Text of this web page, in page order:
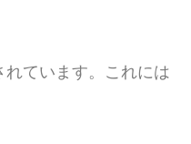
ています。これには